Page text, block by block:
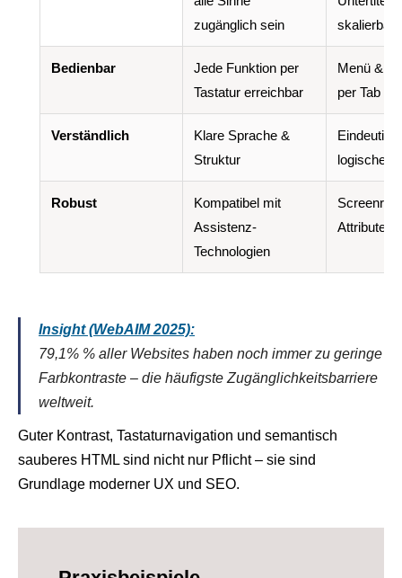
zugänglich sein
Bedienbar
Jede Funktion per
Tastatur erreichbar
Menü &
per Tab
Verständlich
Klare Sprache &
Struktur
logische
Robust
Kompatibel mit
Assistenz-
Technologien
Attribute
Insight (WebAIM 2025):
79,1% % aller Websites haben noch immer zu geringe
Farbkontraste – die häufigste Zugänglichkeitsbarriere
weltweit.
Guter Kontrast, Tastaturnavigation und semantisch
sauberes HTML sind nicht nur Pflicht – sie sind
Grundlage moderner UX und SEO.